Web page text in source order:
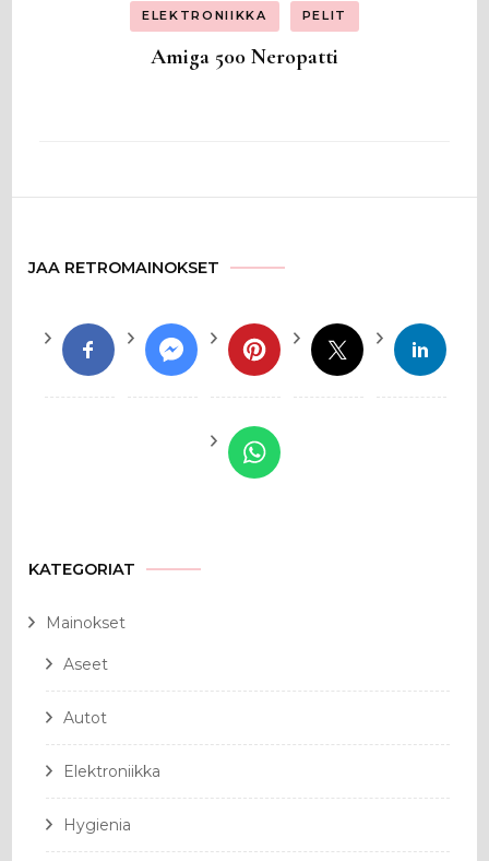
ELEKTRONIIKKA PELIT
Amiga 500 Neropatti
JAA RETROMAINOKSET
KATEGORIAT
Mainokset
Aseet
Autot
Elektroniikka
Hygienia